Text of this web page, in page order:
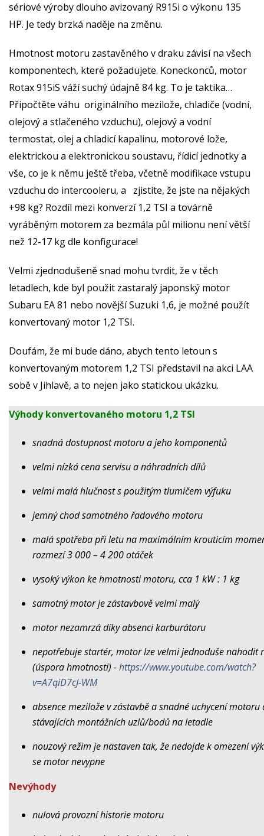
sériové výroby dlouho avizovaný R915i o výkonu 135
HP. Je tedy brzká naděje na změnu.
Hmotnost motoru zastavěného v draku závisí na všech
komponentech, které požadujete. Koneckonců, motor
Rotax 915iS váží suchý údajně 84 kg. To je taktika…
Připočtěte váhu originálního mezilože, chladiče (vodní,
olejový a stlačeného vzduchu), olejový a vodní
termostat, olej a chladicí kapalinu, motorové lože,
elektrickou a elektronickou soustavu, řídicí jednotky a
vše, co je k němu ještě třeba, včetně modifikace vstupu
vzduchu do intercooleru, a zjistíte, že jste na nějakých
+98 kg? Rozdíl mezi konverzí 1,2 TSI a továrně
vyráběným motorem za bezmála půl milionu není větší
než 12-17 kg dle konfigurace!
Velmi zjednodušeně snad mohu tvrdit, že v těch
letadlech, kde byl použit zastaralý japonský motor
Subaru EA 81 nebo novější Suzuki 1,6, je možné použít
konvertovaný motor 1,2 TSI.
Doufám, že mi bude dáno, abych tento letoun s
konvertovaným motorem 1,2 TSI představil na akci LAA
sobě v Jihlavě, a to nejen jako statickou ukázku.
Výhody konvertovaného motoru 1,2 TSI
snadná dostupnost motoru a jeho komponentů
velmi nízká cena servisu a náhradních dílů
velmi malá hlučnost s použitým tlumičem výfuku
jemný chod samotného řadového motoru
malá spotřeba při letu na maximálním krouticím
rozmezí 3 000 – 4 200 otáček
vysoký výkon ke hmotnosti motoru, cca 1 kW : 1 kg
samotný motor je zástavbově velmi malý
motor nezamrzá díky absenci karburátoru
nepotřebuje startér, motor lze velmi jednoduše nahodit
(úspora hmotnosti) -https://www.youtube.com/watch?
v=A7qiD7cJ-WM
absence mezilože v zástavbě a snadné uchycení motoru
stávajících montážních uzlů/bodů na letadle
nouzový režim je nastaven tak, že nedojde k omezení
se motor nevypne
Nevýhody
nulová provozní historie motoru